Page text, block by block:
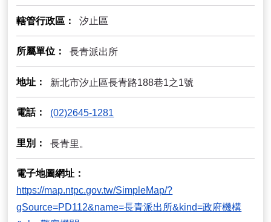
轄管行政區 汐止區
所屬單位 長青派出所
地址 新北市汐止區長青路188巷1之1號
電話 (02)2645-1281
里別 長青里。
電子地圖網址
https://map.ntpc.gov.tw/SimpleMap/?
gSource=PD112&name=長青派出所&kind=政府機構